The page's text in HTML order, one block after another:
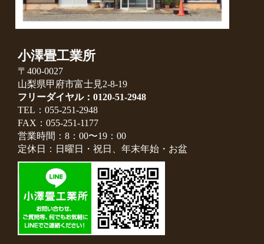
小澤畳工業所
〒400-0027
山梨県甲府市富士見2-8-19
フリーダイヤル：0120-51-2948
TEL：055-251-2948
FAX：055-251-1177
営業時間：8：00〜19：00
定休日：日曜日・祝日、年末年始・お盆